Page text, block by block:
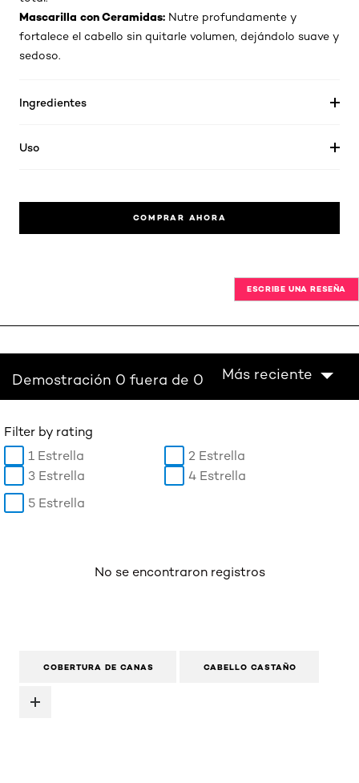
Mascarilla con Ceramidas: Nutre profundamente y
fortalece el cabello sin quitarle volumen, dejándolo suave y
sedoso.
Ingredientes
Uso
COMPRAR AHORA
ESCRIBE UNA RESEÑA
Demostración 0 fuera de 0 Más reciente
Filter by rating
1 Estrella
2 Estrella
3 Estrella
4 Estrella
5 Estrella
No se encontraron registros
COBERTURA DE CANAS CABELLO CASTAÑO